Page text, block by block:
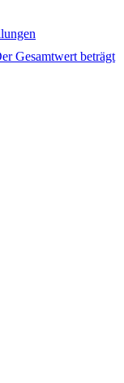
Gesamtwert beträgt